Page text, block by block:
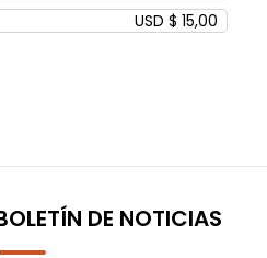
USD $ 15,00
DE NOTICIAS